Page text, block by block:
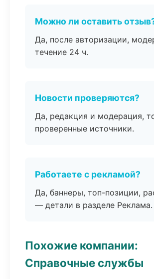
Можно ли оставить
Да, после авторизации,
течение 24 ч.
Новости проверяются?
Да, редакция и модерация,
проверенные источники.
Работаете с рекламой?
Да, баннеры, топ-позиции,
— детали в разделе Реклама.
Похожие компании:
Справочные службы